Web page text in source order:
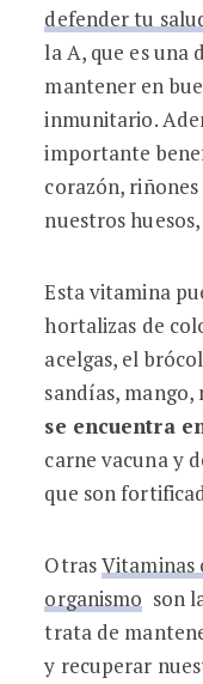
defender tu
la A, que es una
mantener en
inmunitario.
importante
corazón,
nuestros
Esta vitamina
hortalizas de
acelgas, el
sandías,
se encuentra
carne vacuna y
que son
OtrasVitaminas
organismo son
trata de
y recuperar